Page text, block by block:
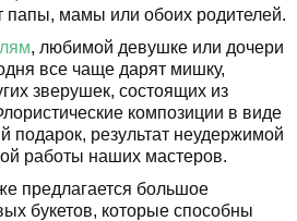
папы, мамы или обоих родителей.
, любимой девушке или дочери
все чаще дарят мишку,
зверушек, состоящих из
композиции в виде
подарок, результат неудержимой
работы наших мастеров.
предлагается большое
букетов, которые способны